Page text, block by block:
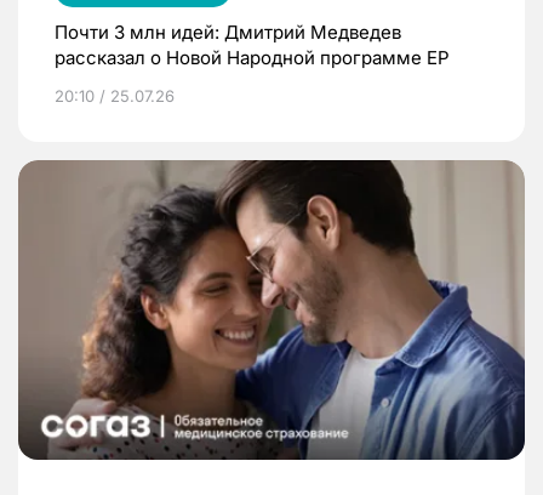
Почти 3 млн идей: Дмитрий Медведев
рассказал о Новой Народной программе ЕР
20:10 / 25.07.26